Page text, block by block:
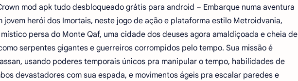
mod apk tudo desbloqueado grátis para android – Embarque numa aventura
jovem herói dos Imortais, neste jogo de ação e plataforma estilo Metroidvania,
persa do Monte Qaf, uma cidade dos deuses agora amaldiçoada e cheia de
serpentes gigantes e guerreiros corrompidos pelo tempo. Sua missão é
usando poderes temporais únicos pra manipular o tempo, habilidades de
devastadores com sua espada, e movimentos ágeis pra escalar paredes e